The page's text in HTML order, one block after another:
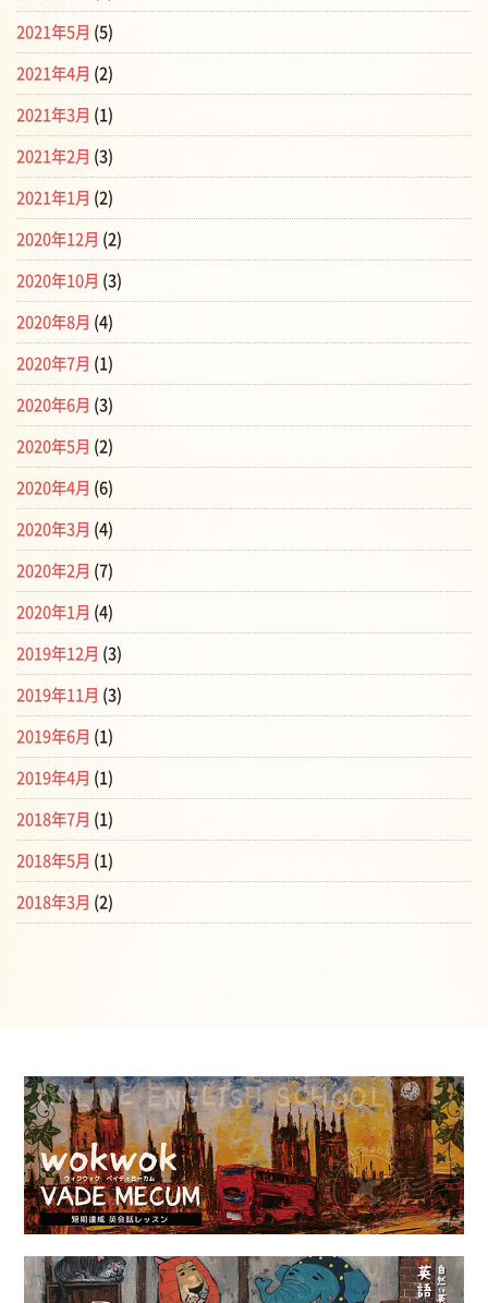
2021年5月 (5)
2021年4月 (2)
2021年3月 (1)
2021年2月 (3)
2021年1月 (2)
2020年12月 (2)
2020年10月 (3)
2020年8月 (4)
2020年7月 (1)
2020年6月 (3)
2020年5月 (2)
2020年4月 (6)
2020年3月 (4)
2020年2月 (7)
2020年1月 (4)
2019年12月 (3)
2019年11月 (3)
2019年6月 (1)
2019年4月 (1)
2018年7月 (1)
2018年5月 (1)
2018年3月 (2)